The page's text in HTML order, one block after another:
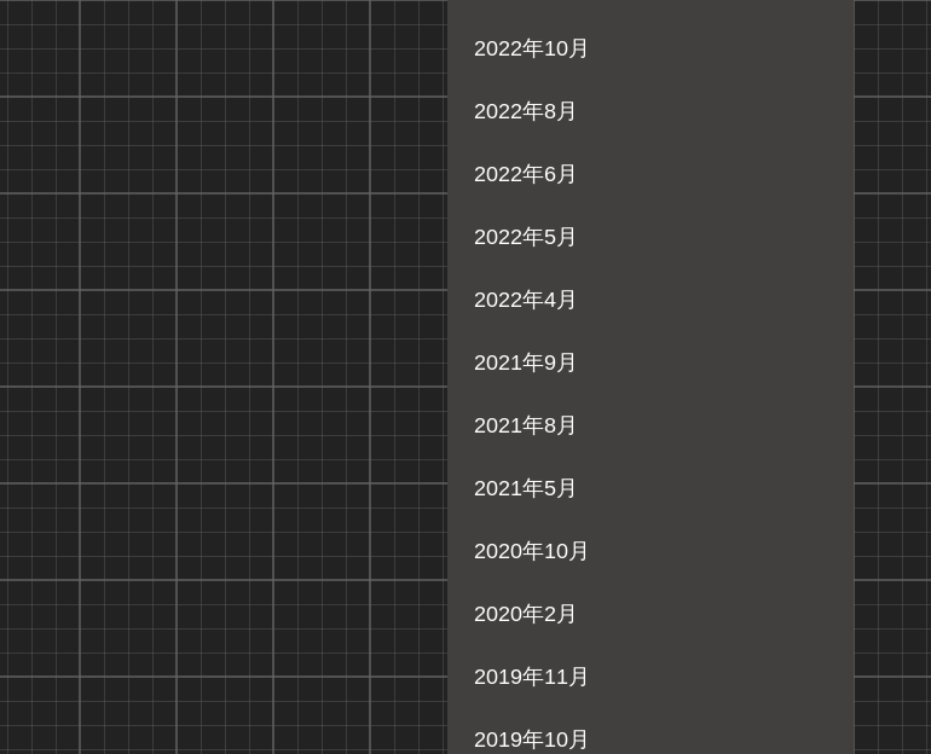
2022年10月
2022年8月
2022年6月
2022年5月
2022年4月
2021年9月
2021年8月
2021年5月
2020年10月
2020年2月
2019年11月
2019年10月